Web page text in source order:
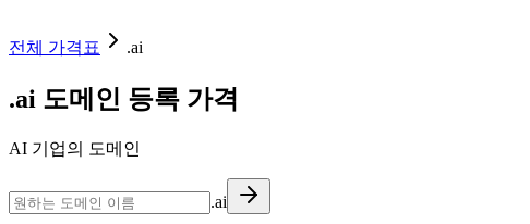
전체 가격표 .ai
.ai 도메인 등록 가격
AI 기업의 도메인
.ai